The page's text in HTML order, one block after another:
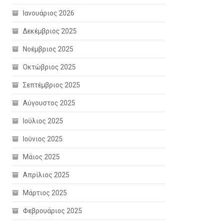
Ιανουάριος 2026
Δεκέμβριος 2025
Νοέμβριος 2025
Οκτώβριος 2025
Σεπτέμβριος 2025
Αύγουστος 2025
Ιούλιος 2025
Ιούνιος 2025
Μάιος 2025
Απρίλιος 2025
Μάρτιος 2025
Φεβρουάριος 2025